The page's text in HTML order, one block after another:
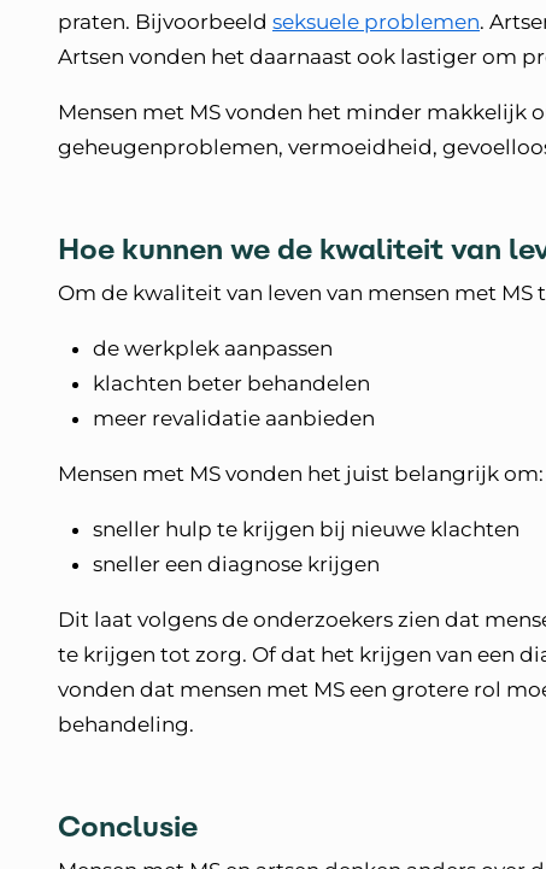
praten. Bijvoorbeeld seksuele problemen.
Artsen vonden het daarnaast ook lastiger om
Mensen met MS vonden het minder makkelijk
geheugenproblemen, vermoeidheid,
Hoe kunnen we de kwaliteit van
Om de kwaliteit van leven van mensen met MS
de werkplek aanpassen
klachten beter behandelen
meer revalidatie aanbieden
Mensen met MS vonden het juist belangrijk om:
sneller hulp te krijgen bij nieuwe klachten
sneller een diagnose krijgen
Dit laat volgens de onderzoekers zien dat
te krijgen tot zorg. Of dat het krijgen van een
vonden dat mensen met MS een grotere rol
behandeling.
Conclusie